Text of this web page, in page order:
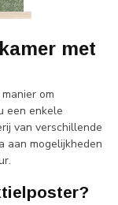
met
om
een enkele
van verschillende
aan mogelijkheden